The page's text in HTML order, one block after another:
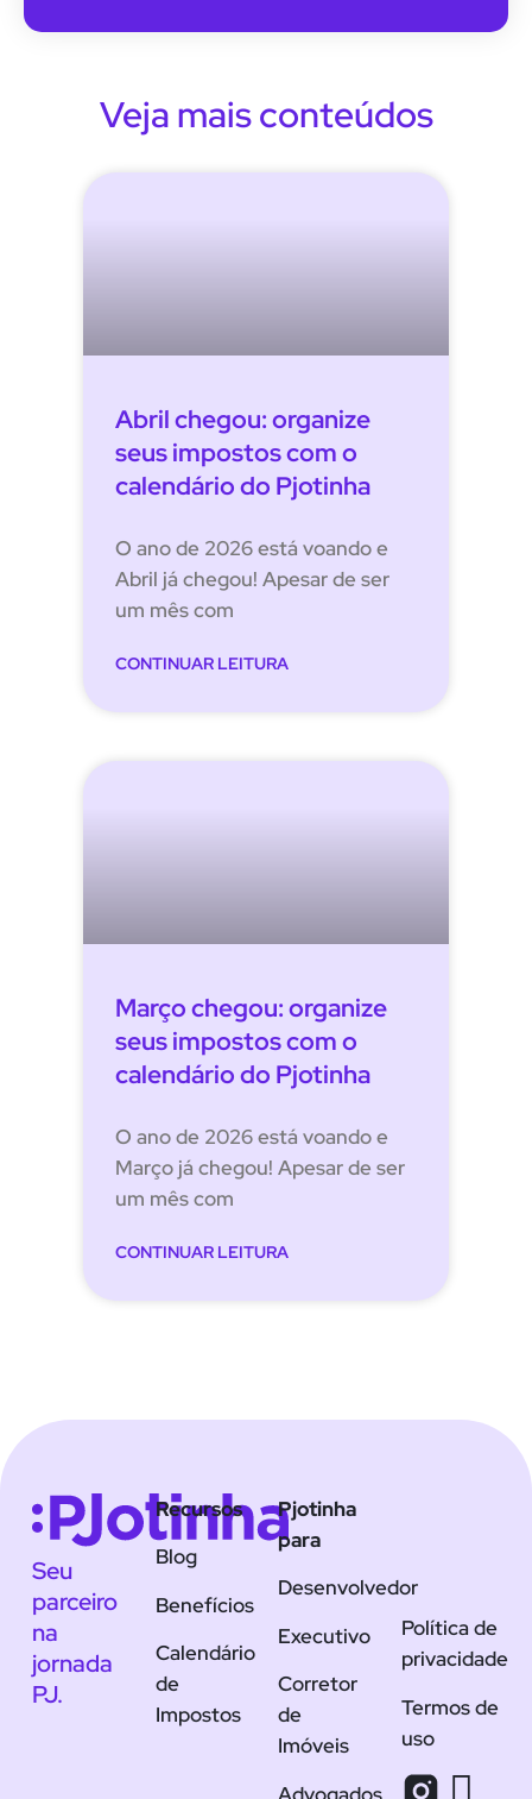
Veja mais conteúdos
Abril chegou: organize
seus impostos com o
calendário do Pjotinha
O ano de 2026 está voando e
Abril já chegou! Apesar de ser
um mês com
CONTINUAR LEITURA
Março chegou: organize
seus impostos com o
calendário do Pjotinha
O ano de 2026 está voando e
Março já chegou! Apesar de ser
um mês com
CONTINUAR LEITURA
Seu
parceiro
na
jornada
PJ.
Recursos
Blog
Benefícios
Calendário
de
Impostos
Pjotinha
para
Desenvolvedor
Executivo
Corretor
de
Imóveis
Política de
privacidade
Termos de
uso